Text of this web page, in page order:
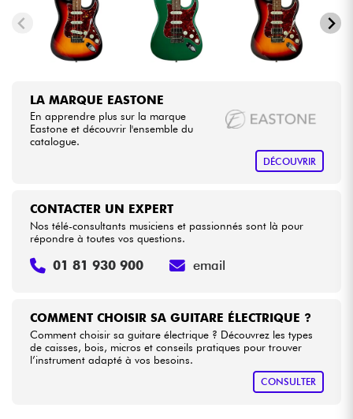
HiFi
Packs
• Star LILLE
• Star PARIS
LA MARQUE EASTONE
En apprendre plus sur la marque
Eastone et découvrir l'ensemble du
catalogue.
DÉCOUVRIR
COMMENT CHOISIR SA GUITARE ÉLECTRIQUE ?
Comment choisir sa guitare électrique ? Découvrez les types
de caisses, bois, micros et conseils pratiques pour trouver
l’instrument adapté à vos besoins.
CONSULTER
CONTACTER UN EXPERT
Nos télé-consultants musiciens et passionnés sont là pour
répondre à toutes vos questions.
01 81 930 900 email